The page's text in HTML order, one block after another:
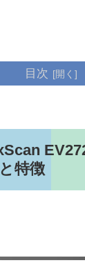
目次
特徴